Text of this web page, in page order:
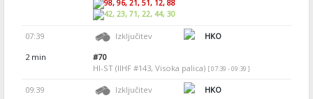
98, 96, 21, 51, 12, 88
42, 23, 71, 22, 44, 30
07:39 Izključitev
HKO
2 min
#70
HI-ST (IIHF #143, Visoka palica) [ 07:39 - 09:39 ]
09:39 Izključitev
HKO